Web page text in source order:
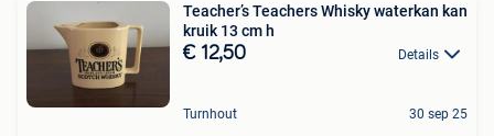
Teacher’s Teachers Whisky waterkan kan
kruik 13 cm h
€ 12,50 Details
Turnhout 30 sep 25